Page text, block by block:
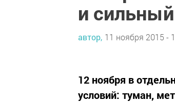
и
автор, 11 ноября 2015 -
12 ноября в
условий: туман,